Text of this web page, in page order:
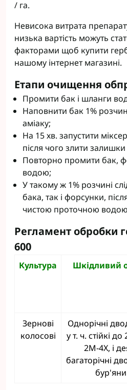
/ га.
Невисока витрата
низька вартість можуть
факторами щоб купити
нашому інтернет магазині.
Етапи очищення
Промити бак і шланги
Наповнити бак 1%
аміаку;
На 15 хв. запустити
після чого злити
Повторно промити бак,
водою;
У такому ж 1% розчині
бака, так і форсунки,
чистою проточною
Регламент обробки
600
Культура Шкідливий
Зернові
колосові
Однорічні
у т. ч. стійкі
2М-4Х, і
багаторічні
бур'яни